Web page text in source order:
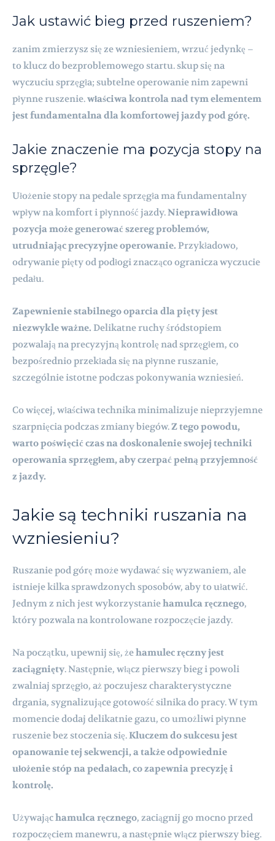
Jak ustawić bieg przed ruszeniem?
zanim zmierzysz się ze wzniesieniem, wrzuć jedynkę –
to klucz do bezproblemowego startu. skup się na
wyczuciu sprzęgła; subtelne operowanie nim zapewni
płynne ruszenie.właściwa kontrola nad tym elementem
jest fundamentalna dla komfortowej jazdy pod górę.
Jakie znaczenie ma pozycja stopy na
sprzęgle?
Ułożenie stopy na pedale sprzęgła ma fundamentalny
wpływ na komfort i płynność jazdy.Nieprawidłowa
pozycja może generować szereg problemów,
utrudniając precyzyjne operowanie. Przykładowo,
odrywanie pięty od podłogi znacząco ogranicza wyczucie
pedału.
Zapewnienie stabilnego oparcia dla pięty jest
niezwykle ważne. Delikatne ruchy śródstopiem
pozwalają na precyzyjną kontrolę nad sprzęgłem, co
bezpośrednio przekłada się na płynne ruszanie,
szczególnie istotne podczas pokonywania wzniesień.
Co więcej, właściwa technika minimalizuje nieprzyjemne
szarpnięcia podczas zmiany biegów.Z tego powodu,
warto poświęcić czas na doskonalenie swojej techniki
operowania sprzęgłem, aby czerpać pełną przyjemność
z jazdy.
Jakie są techniki ruszania na
wzniesieniu?
Ruszanie pod górę może wydawać się wyzwaniem, ale
istnieje kilka sprawdzonych sposobów, aby to ułatwić.
Jednym z nich jest wykorzystaniehamulca ręcznego,
który pozwala na kontrolowane rozpoczęcie jazdy.
Na początku, upewnij się, żehamulec ręczny jest
zaciągnięty. Następnie, włącz pierwszy bieg i powoli
zwalniaj sprzęgło, aż poczujesz charakterystyczne
drgania, sygnalizujące gotowość silnika do pracy. W tym
momencie dodaj delikatnie gazu, co umożliwi płynne
ruszenie bez stoczenia się.Kluczem do sukcesu jest
opanowanie tej sekwencji, a także odpowiednie
ułożenie stóp na pedałach, co zapewnia precyzję i
kontrolę.
Używająchamulca ręcznego, zaciągnij go mocno przed
rozpoczęciem manewru, a następnie włącz pierwszy bieg.